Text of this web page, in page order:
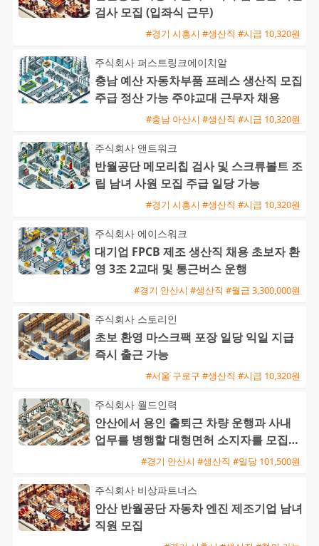
검사 모집 (입좌식 근무)
#경기 시흥시 #생산직 #시급 10,320원
주식회사 퍼스트링크에이치알
충남 예산 자동차부품 프레스 생산직 모집
주급 정산 가능 주야교대 근무자 채용
#충남 아산시 #생산직 #시급 10,320원
주식회사 앤트워크
반월공단 메모리칩 검사 및 스크류볼트 조
립 남녀 사원 모집 주급 일당 가능
#경기 시흥시 #생산직 #시급 10,320원
주식회사 에이스워크
대기업 FPCB 제조 생산직 채용 초보자 환
영 3조 2교대 및 통근버스 운행
#경기 안산시 #생산직 #월급 3,300,000원
주식회사 스토리인
초보 환영 마스크팩 포장 일당 익일 지급
즉시 출근 가능
#서울 구로구 #생산직 #시급 10,320원
주식회사 월드인력
안산에서 용인 출퇴근 차량 운행과 사내
업무를 병행할 대형면허 소지자를 모집합
#경기 안산시 #생산직 #일당 101,500원
주식회사 비상파트너스
안산 반월공단 자동차 엔진 제조기업 남녀
직원 모집